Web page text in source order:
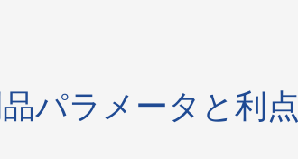
パラメータと利点